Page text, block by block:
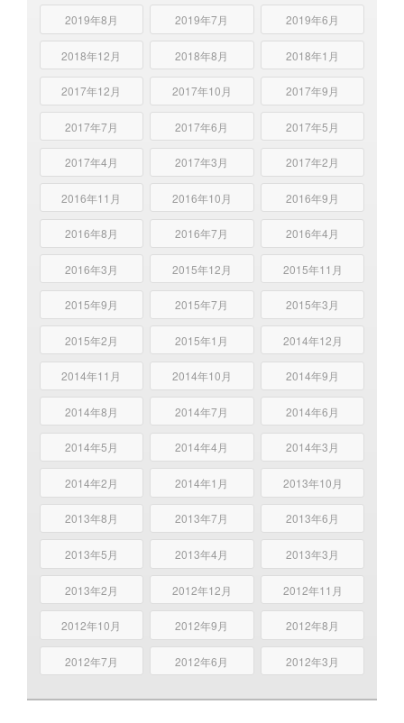
2019年8月 2019年7月 2019年6月
2018年12月 2018年8月 2018年1月
2017年12月 2017年10月 2017年9月
2017年7月 2017年6月 2017年5月
2017年4月 2017年3月 2017年2月
2016年11月 2016年10月 2016年9月
2016年8月 2016年7月 2016年4月
2016年3月 2015年12月 2015年11月
2015年9月 2015年7月 2015年3月
2015年2月 2015年1月 2014年12月
2014年11月 2014年10月 2014年9月
2014年8月 2014年7月 2014年6月
2014年5月 2014年4月 2014年3月
2014年2月 2014年1月 2013年10月
2013年8月 2013年7月 2013年6月
2013年5月 2013年4月 2013年3月
2013年2月 2012年12月 2012年11月
2012年10月 2012年9月 2012年8月
2012年7月 2012年6月 2012年3月